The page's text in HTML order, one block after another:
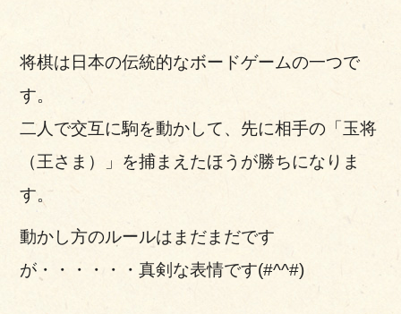
将棋は日本の伝統的なボードゲームの一つで
す。
二人で交互に駒を動かして、先に相手の「玉将
（王さま）」を捕まえたほうが勝ちになりま
す。
動かし方のルールはまだまだです
が・・・・・・真剣な表情です(#^^#)